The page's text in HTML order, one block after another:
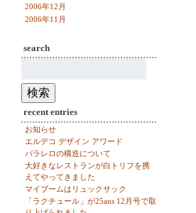
2006年12月
2006年11月
search
索:
検索
recent entries
お知らせ
エルデコ デザイン アワード
パラレロの構造について
大好きなレストランが白トリフを携
えてやってきました
マイブームはリュックサック
「ラクチュール」が25ans 12月号で取